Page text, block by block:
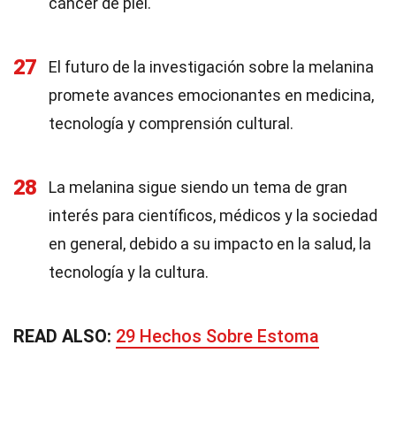
27
El futuro de la investigación sobre la melanina
promete avances emocionantes en medicina,
tecnología y comprensión cultural.
28
La melanina sigue siendo un tema de gran
interés para científicos, médicos y la sociedad
en general, debido a su impacto en la salud, la
tecnología y la cultura.
READ ALSO: 29 Hechos Sobre Estoma